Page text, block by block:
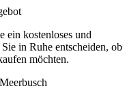
ein kostenloses und
in Ruhe entscheiden, ob
möchten.